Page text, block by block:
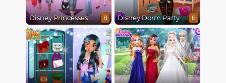
Disney Princesses Runway Show 8 Disney Dorm Party 8